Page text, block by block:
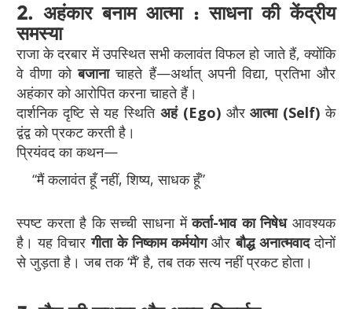
2. अहंकार बनाम आत्मा : साधना की केंद्रीय
समस्या
राजा के दरबार में उपस्थित सभी कलावंत विफल हो जाते हैं, क्योंकि
वे वीणा कोबजानाचाहते हैं—अर्थात् अपनी विद्या, प्रतिभा और
अहंकार को आरोपित करना चाहते हैं।
दार्शनिक दृष्टि से यह स्थिति अहं (Ego)औरआत्मा (Self) के
द्वंद्व को प्रकट करती है।
प्रियंवद का कथन—
“मैं कलावंत हूँ नहीं, शिष्य, साधक हूँ”
स्पष्ट करता है कि सच्ची साधना मेंकर्ता-भाव का निषेधआवश्यक
है। यह विचारगीता के निष्काम कर्मयोगऔरबौद्ध अनात्मवाददोनों
से जुड़ता है। जब तक ‘मैं’ है, तब तक सत्य नहीं प्रकट होता।